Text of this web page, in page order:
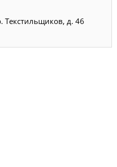
Текстильщиков, д. 46